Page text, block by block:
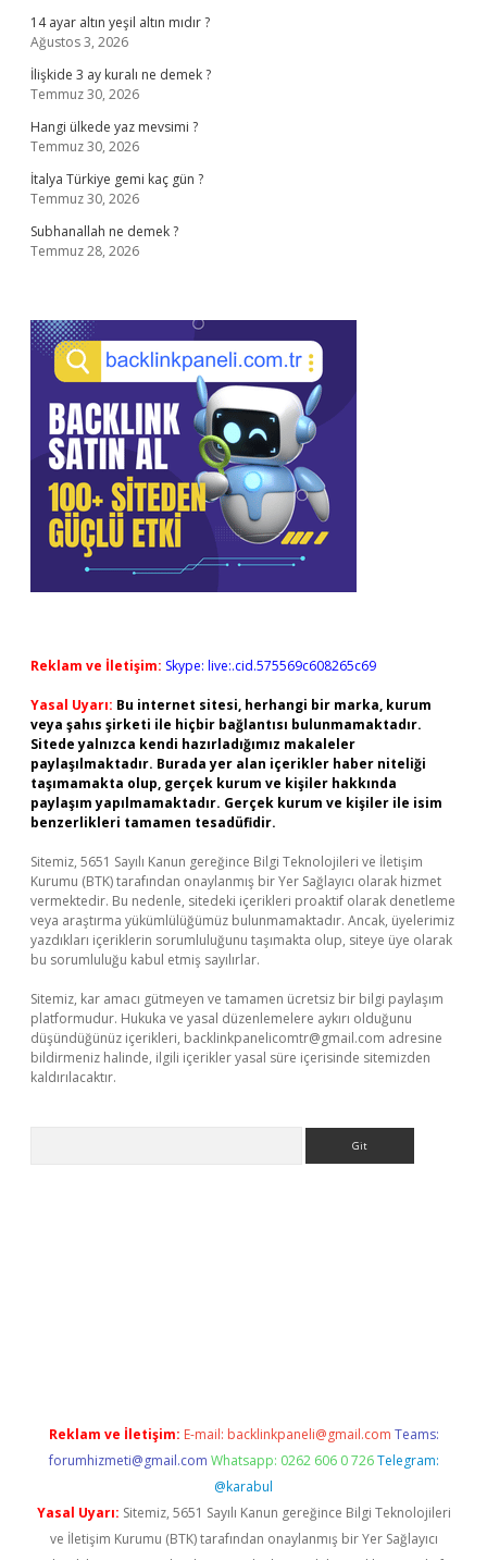
14 ayar altın yeşil altın mıdır ?
Ağustos 3, 2026
İlişkide 3 ay kuralı ne demek ?
Temmuz 30, 2026
Hangi ülkede yaz mevsimi ?
Temmuz 30, 2026
İtalya Türkiye gemi kaç gün ?
Temmuz 30, 2026
Subhanallah ne demek ?
Temmuz 28, 2026
Reklam ve İletişim: Skype: live:.cid.575569c608265c69
Yasal Uyarı: Bu internet sitesi, herhangi bir marka, kurum
veya şahıs şirketi ile hiçbir bağlantısı bulunmamaktadır.
Sitede yalnızca kendi hazırladığımız makaleler
paylaşılmaktadır. Burada yer alan içerikler haber niteliği
taşımamakta olup, gerçek kurum ve kişiler hakkında
paylaşım yapılmamaktadır. Gerçek kurum ve kişiler ile isim
benzerlikleri tamamen tesadüfidir.
Sitemiz, 5651 Sayılı Kanun gereğince Bilgi Teknolojileri ve İletişim
Kurumu (BTK) tarafından onaylanmış bir Yer Sağlayıcı olarak hizmet
vermektedir. Bu nedenle, sitedeki içerikleri proaktif olarak denetleme
veya araştırma yükümlülüğümüz bulunmamaktadır. Ancak, üyelerimiz
yazdıkları içeriklerin sorumluluğunu taşımakta olup, siteye üye olarak
bu sorumluluğu kabul etmiş sayılırlar.
Sitemiz, kar amacı gütmeyen ve tamamen ücretsiz bir bilgi paylaşım
platformudur. Hukuka ve yasal düzenlemelere aykırı olduğunu
düşündüğünüz içerikleri, backlinkpanelicomtr@gmail.com adresine
bildirmeniz halinde, ilgili içerikler yasal süre içerisinde sitemizden
kaldırılacaktır.
Reklam ve İletişim: E-mail: backlinkpaneli@gmail.com Teams:
forumhizmeti@gmail.com Whatsapp: 0262 606 0 726 Telegram:
@karabul
Yasal Uyarı: Sitemiz, 5651 Sayılı Kanun gereğince Bilgi Teknolojileri
ve İletişim Kurumu (BTK) tarafından onaylanmış bir Yer Sağlayıcı